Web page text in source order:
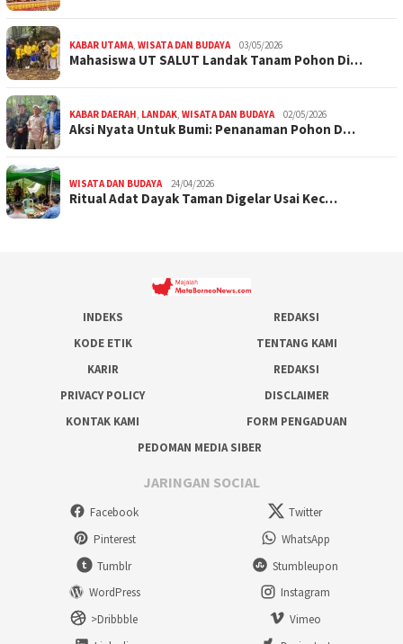
KABAR UTAMA, WISATA DAN BUDAYA 03/05/2026
Mahasiswa UT SALUT Landak Tanam Pohon Di…
KABAR DAERAH, LANDAK, WISATA DAN BUDAYA 02/05/2026
Aksi Nyata Untuk Bumi: Penanaman Pohon D…
WISATA DAN BUDAYA 24/04/2026
Ritual Adat Dayak Taman Digelar Usai Kec…
INDEKS
REDAKSI
KODE ETIK
TENTANG KAMI
KARIR
REDAKSI
PRIVACY POLICY
DISCLAIMER
KONTAK KAMI
FORM PENGADUAN
PEDOMAN MEDIA SIBER
JARINGAN SOCIAL
Facebook
Twitter
Pinterest
WhatsApp
Tumblr
Stumbleupon
WordPress
Instagram
>Dribbble
Vimeo